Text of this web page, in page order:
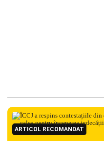
ARTICOL RECOMANDAT